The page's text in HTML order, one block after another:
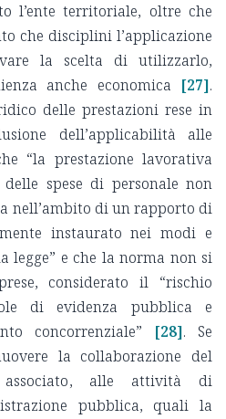
l’ente territoriale, oltre che
che disciplini l’applicazione
la scelta di utilizzarlo,
anche economica [27].
delle prestazioni rese in
dell’applicabilità alle
“la prestazione lavorativa
spese di personale non
nell’ambito di un rapporto di
instaurato nei modi e
legge” e che la norma non si
considerato il “rischio
di evidenza pubblica e
concorrenziale”
[28]. Se
la collaborazione del
alle attività di
pubblica, quali la